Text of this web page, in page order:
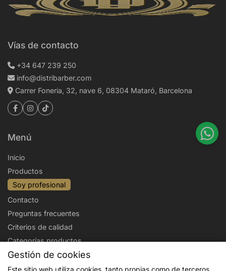
Gestión de cookies
Este sitio web utiliza cookies, tanto propias como de terceros,
Vías de contacto
+34 647 239 250
info@distribarber.com
Carrer Foneria, 32, nave 6, 08304 Mataró, Barcelona
Menú
Inicio
Productos
Soy profesional
Contacto
Preguntas frecuentes
Criterios de calidad
Categorías productos
Aviso legal Política de privacidad